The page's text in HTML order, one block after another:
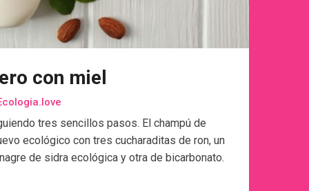
con miel
tres sencillos pasos. El champú de
ecológico con tres cucharaditas de ron, un
de sidra ecológica y otra de bicarbonato.